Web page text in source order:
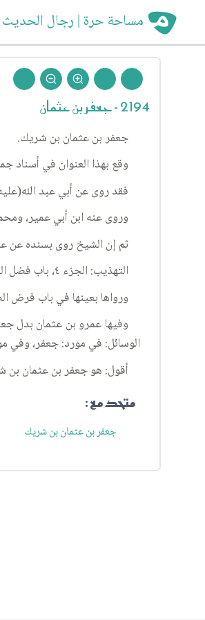
مساحة حرة | رجال الحديث
2194 - جعفر بن عثمان
جعفر بن عثمان بن شريك.
وقع بهذا العنوان في أسناد
فقد روى عن أبي عبد
وروى عنه ابن أبي عمير،
ثم إن الشيخ روى بسنده عن
التهذيب: الجزء ٤، باب فضل التطوع بالخيرات، الحديث ٥٨٣.
ورواها بعينها في باب فرض
وفيها عمرو بن عثمان بدل
الوسائل: في مورد: جعفر، وفي
أقول: هو جعفر بن عثمان بن
متحد مع :
جعفر بن عثمان بن شريك